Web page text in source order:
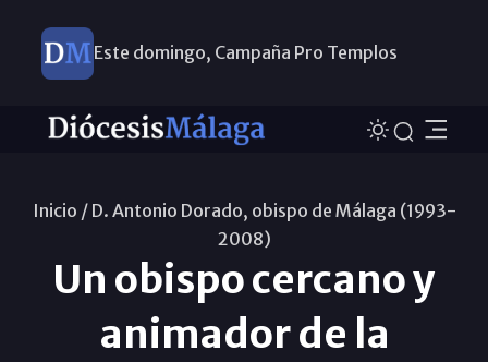
Este domingo, Campaña Pro Templos
Inicio / D. Antonio Dorado, obispo de Málaga (1993-
2008)
Un obispo cercano y
animador de la